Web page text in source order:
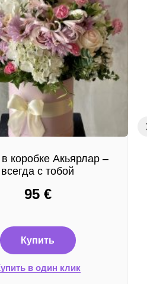
коробке Акьярлар –
всегда с тобой
95 €
Купить
в один клик